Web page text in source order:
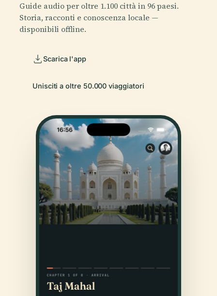
Guide audio per oltre 1.100 città in 96 paesi.
Storia, racconti e conoscenza locale —
disponibili offline.
Scarica l'app
Unisciti a oltre 50.000 viaggiatori